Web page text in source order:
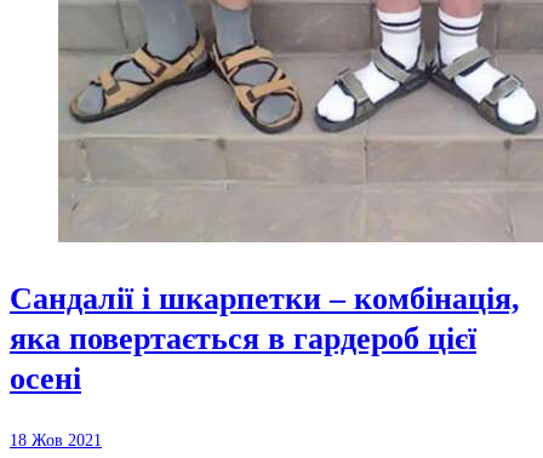
Сандалії і шкарпетки – комбінація,
яка повертається в гардероб цієї
осені
18 Жов 2021